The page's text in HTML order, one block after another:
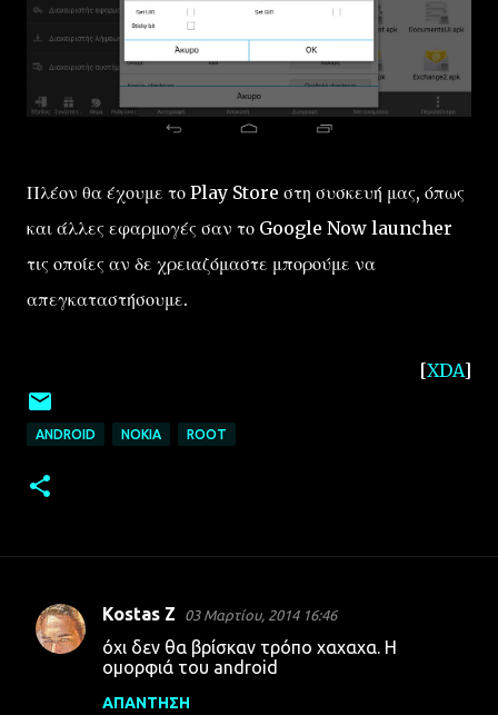
Πλέον θα έχουμε το Play Store στη συσκευή μας, όπως
και άλλες εφαρμογές σαν το Google Now launcher
τις οποίες αν δε χρειαζόμαστε μπορούμε να
απεγκαταστήσουμε.
[XDA]
ANDROID NOKIA ROOT
Σ
Kostas Z 03 Μαρτίου, 2014 16:46
όχι δεν θα βρίσκαν τρόπο χαχαχα. Η
ομορφιά του android
ΑΠΆΝΤΗΣΗ